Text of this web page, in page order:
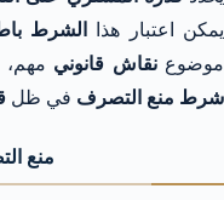
يمكن اعتبار هذا
الشرط
موضوعنقاش قانوني
شرط منع التصرف في ظل
منع